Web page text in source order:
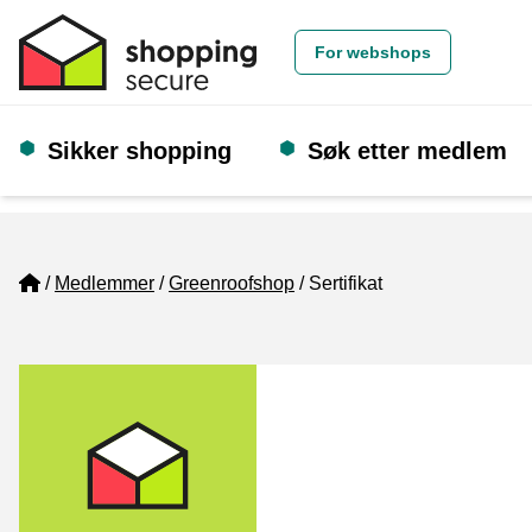
For webshops
Sikker shopping Søk etter medlem
Home
Medlemmer Greenroofshop Sertifikat